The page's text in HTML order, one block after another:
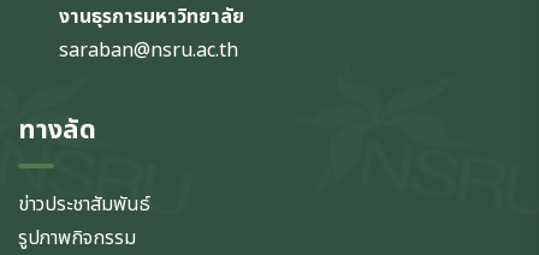
งานธุรการมหาวิทยาลัย
saraban@nsru.ac.th
ทางลัด
ข่าวประชาสัมพันธ์
รูปภาพกิจกรรม